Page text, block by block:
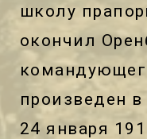
школу
окончил
произведен
24 января